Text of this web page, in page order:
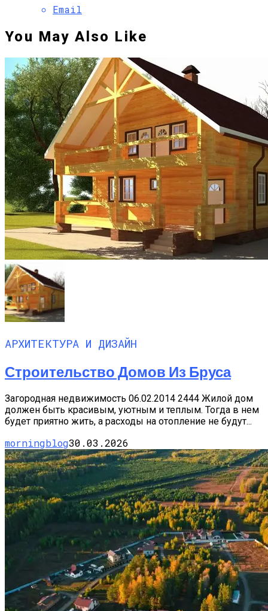
Email
You May Also Like
АРХИТЕКТУРА И ДИЗАЙН
Строительство Домов Из Бруса
Загородная недвижимость 06.02.2014 2444 Жилой дом
должен быть красивым, уютным и теплым. Тогда в нем
будет приятно жить, а расходы на отопление не будут...
morningblog30.03.2026